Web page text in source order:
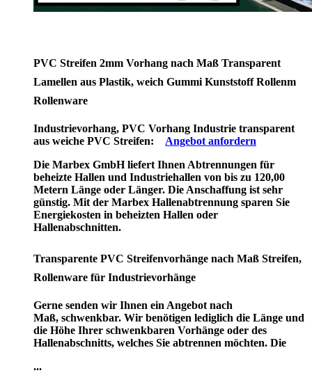
PVC Streifen 2mm Vorhang nach Maß Transparent
Lamellen aus Plastik, weich Gummi Kunststoff Rollenm
Rollenware
Industrievorhang, PVC Vorhang Industrie transparent
aus weiche PVC Streifen:
Angebot anfordern
Die Marbex GmbH liefert Ihnen Abtrennungen für
beheizte Hallen und Industriehallen von bis zu 120,00
Metern Länge oder Länger. Die Anschaffung ist sehr
günstig. Mit der Marbex Hallenabtrennung sparen Sie
Energiekosten in beheizten Hallen oder
Hallenabschnitten.
Transparente PVC Streifenvorhänge nach Maß Streifen,
Rollenware für Industrievorhänge
Gerne senden wir Ihnen ein Angebot nach
Maß, schwenkbar. Wir benötigen lediglich die Länge und
die Höhe Ihrer schwenkbaren Vorhänge oder des
Hallenabschnitts, welches Sie abtrennen möchten. Die
...